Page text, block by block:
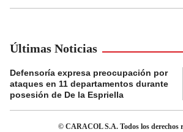
Últimas Noticias
Defensoría expresa preocupación por
ataques en 11 departamentos durante
posesión de De la Espriella
© CARACOL S.A. Todos los derechos